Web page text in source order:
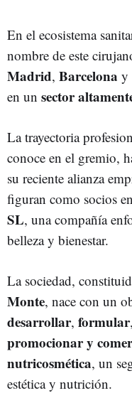
En el ecosistema
nombre de este
Madrid, Barcelona y
en un sector
La trayectoria
conoce en el gremio,
su reciente alianza
figuran como socios en
SL, una compañía
belleza y bienestar.
La sociedad,
Monte, nace con un
desarrollar, formular,
promocionar y
nutricosmética, un
estética y nutrición.